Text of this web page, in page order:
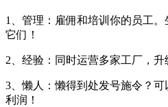
1、管理：雇佣和培训你的员工
它们！
2、经验：同时运营多家工厂，升
3、懒人：懒得到处发号施令？
利润！